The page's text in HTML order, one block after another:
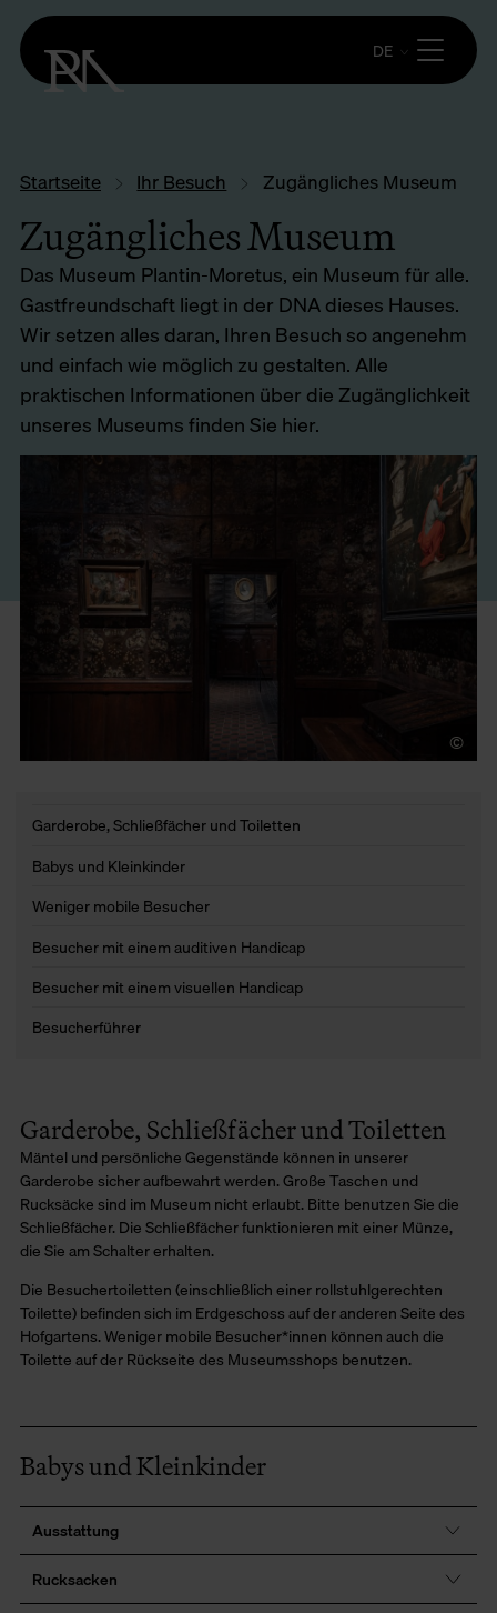
DE
Startseite Ihr Besuch Zugängliches Museum
Zugängliches Museum
Das Museum Plantin-Moretus, ein Museum für alle.
Gastfreundschaft liegt in der DNA dieses Hauses.
Wir setzen alles daran, Ihren Besuch so angenehm
und einfach wie möglich zu gestalten. Alle
praktischen Informationen über die Zugänglichkeit
unseres Museums finden Sie hier.
©
Garderobe, Schließfächer und Toiletten
Mäntel und persönliche Gegenstände können in unserer
Garderobe sicher aufbewahrt werden. Große Taschen und
Rucksäcke sind im Museum nicht erlaubt. Bitte benutzen Sie die
Schließfächer. Die Schließfächer funktionieren mit einer Münze,
die Sie am Schalter erhalten.
Die Besuchertoiletten (einschließlich einer rollstuhlgerechten
Toilette) befinden sich im Erdgeschoss auf der anderen Seite des
Hofgartens. Weniger mobile Besucher*innen können auch die
Toilette auf der Rückseite des Museumsshops benutzen.
Babys und Kleinkinder
Ausstattung
Rucksacken
Garderobe, Schließfächer und Toiletten
Babys und Kleinkinder
Weniger mobile Besucher
Besucher mit einem auditiven Handicap
Besucher mit einem visuellen Handicap
Besucherführer